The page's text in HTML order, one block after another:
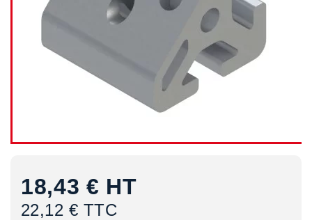
18,43 € HT
22,12 € TTC